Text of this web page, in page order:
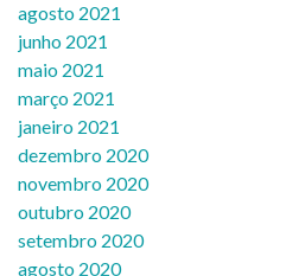
agosto 2021
junho 2021
maio 2021
março 2021
janeiro 2021
dezembro 2020
novembro 2020
outubro 2020
setembro 2020
agosto 2020